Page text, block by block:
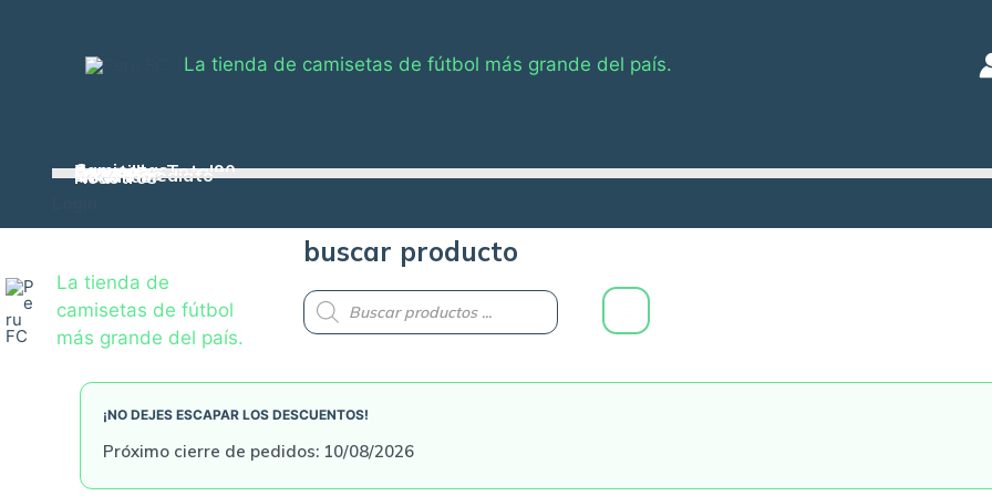
La tienda de camisetas de fútbol más grande del país.
Camisetas
Zapatillas Total90
Casacas
Pelotas
Conjuntos
Envío inmediato
Medallas
Nosotros
La tienda de
camisetas de fútbol
más grande del país.
buscar producto
Products
search
Main
¡NO DEJES ESCAPAR LOS DESCUENTOS!
Próximo cierre de pedidos: 10/08/2026